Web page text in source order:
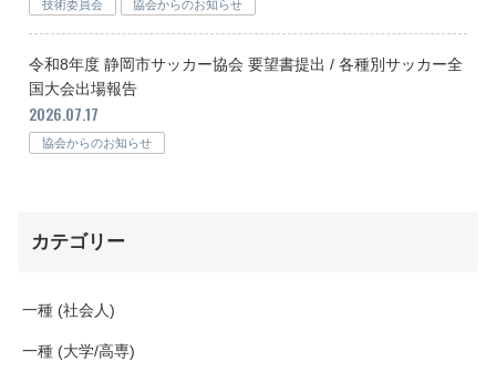
技術委員会 協会からのお知らせ
令和8年度 静岡市サッカー協会 要望書提出 / 各種別サッカー全
国大会出場報告
2026.07.17
協会からのお知らせ
カテゴリー
一種 (社会人)
一種 (大学/高専)